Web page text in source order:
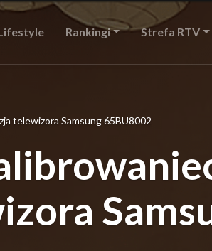
Rankingi Strefa RTV
telewizora Samsung 65BU8002